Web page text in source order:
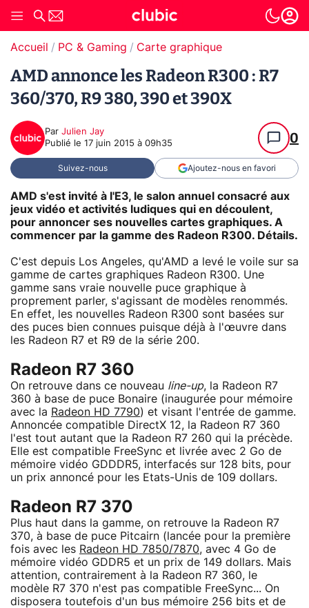
Accueil PC & Gaming Carte graphique
AMD annonce les Radeon R300 : R7
360/370, R9 380, 390 et 390X
Par Julien Jay
Publié le 17 juin 2015 à 09h35 0
Suivez-nous Ajoutez-nous en favori
AMD s'est invité à l'E3, le salon annuel consacré aux
jeux vidéo et activités ludiques qui en découlent,
pour annoncer ses nouvelles cartes graphiques. A
commencer par la gamme des Radeon R300. Détails.
C'est depuis Los Angeles, qu'AMD a levé le voile sur sa
gamme de cartes graphiques Radeon R300. Une
gamme sans vraie nouvelle puce graphique à
proprement parler, s'agissant de modèles renommés.
En effet, les nouvelles Radeon R300 sont basées sur
des puces bien connues puisque déjà à l'œuvre dans
les Radeon R7 et R9 de la série 200.
Radeon R7 360
On retrouve dans ce nouveau line-up, la Radeon R7
360 à base de puce Bonaire (inaugurée pour mémoire
avec la Radeon HD 7790) et visant l'entrée de gamme.
Annoncée compatible DirectX 12, la Radeon R7 360
l'est tout autant que la Radeon R7 260 qui la précède.
Elle est compatible FreeSync et livrée avec 2 Go de
mémoire vidéo GDDDR5, interfacés sur 128 bits, pour
un prix annoncé pour les Etats-Unis de 109 dollars.
Radeon R7 370
Plus haut dans la gamme, on retrouve la Radeon R7
370, à base de puce Pitcairn (lancée pour la première
fois avec les Radeon HD 7850/7870, avec 4 Go de
mémoire vidéo GDDR5 et un prix de 149 dollars. Mais
attention, contrairement à la Radeon R7 360, le
modèle R7 370 n'est pas compatible FreeSync... On
disposera toutefois d'un bus mémoire 256 bits et de